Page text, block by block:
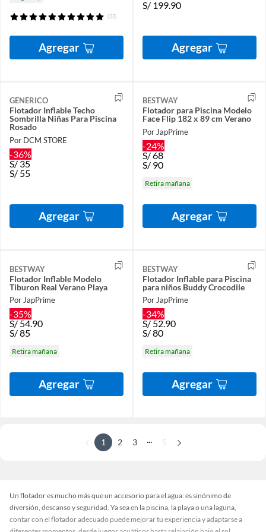
(23)
Agregar
S/ 199.90
Agregar
GENERICO
Flotador Inflable Techo
Sombrilla Niñas Para Piscina
Rosado
Por DCM STORE
-36%
S/35
S/ 55
Agregar
BESTWAY
Flotador para Piscina Modelo
Face Flip 182 x 89 cm Verano
Por JapPrime
-24%
S/68
S/ 90
Retira mañana
Agregar
BESTWAY
Flotador Inflable Modelo
Tiburon Real Verano Playa
Por JapPrime
-35%
S/54.90
S/85
Retira mañana
Agregar
BESTWAY
Flotador Inflable para Piscina
para niños Buddy Crocodile
Por JapPrime
-34%
S/52.90
S/80
Retira mañana
Agregar
1 2 3 ... 5
Un flotador es mucho más que un accesorio para el agua: es sinónimo de
diversión, descanso y seguridad. Ya sea en la piscina, la playa o una laguna,
contar con el flotador adecuado puede mejorar tu experiencia y adaptarse a